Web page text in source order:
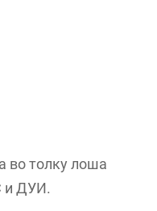
во толку лоша
и ДУИ.